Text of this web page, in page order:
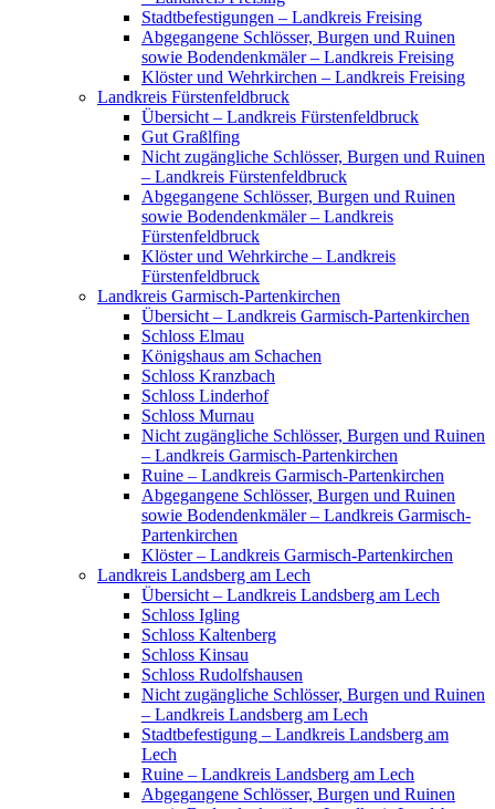
Stadtbefestigungen – Landkreis Freising
Abgegangene Schlösser, Burgen und Ruinen
sowie Bodendenkmäler – Landkreis Freising
Klöster und Wehrkirchen – Landkreis Freising
Landkreis Fürstenfeldbruck
Übersicht – Landkreis Fürstenfeldbruck
Gut Graßlfing
Nicht zugängliche Schlösser, Burgen und Ruinen
– Landkreis Fürstenfeldbruck
Abgegangene Schlösser, Burgen und Ruinen
sowie Bodendenkmäler – Landkreis
Fürstenfeldbruck
Klöster und Wehrkirche – Landkreis
Fürstenfeldbruck
Landkreis Garmisch-Partenkirchen
Übersicht – Landkreis Garmisch-Partenkirchen
Schloss Elmau
Königshaus am Schachen
Schloss Kranzbach
Schloss Linderhof
Schloss Murnau
Nicht zugängliche Schlösser, Burgen und Ruinen
– Landkreis Garmisch-Partenkirchen
Ruine – Landkreis Garmisch-Partenkirchen
Abgegangene Schlösser, Burgen und Ruinen
sowie Bodendenkmäler – Landkreis Garmisch-
Partenkirchen
Klöster – Landkreis Garmisch-Partenkirchen
Landkreis Landsberg am Lech
Übersicht – Landkreis Landsberg am Lech
Schloss Igling
Schloss Kaltenberg
Schloss Kinsau
Schloss Rudolfshausen
Nicht zugängliche Schlösser, Burgen und Ruinen
– Landkreis Landsberg am Lech
Stadtbefestigung – Landkreis Landsberg am
Lech
Ruine – Landkreis Landsberg am Lech
Abgegangene Schlösser, Burgen und Ruinen